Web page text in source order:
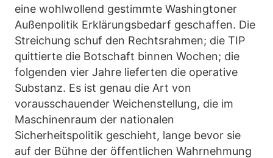
eine wohlwollend gestimmte Washingtoner
Außenpolitik Erklärungsbedarf geschaffen. Die
Streichung schuf den Rechtsrahmen; die TIP
quittierte die Botschaft binnen Wochen; die
folgenden vier Jahre lieferten die operative
Substanz. Es ist genau die Art von
vorausschauender Weichenstellung, die im
Maschinenraum der nationalen
Sicherheitspolitik geschieht, lange bevor sie
auf der Bühne der öffentlichen Wahrnehmung